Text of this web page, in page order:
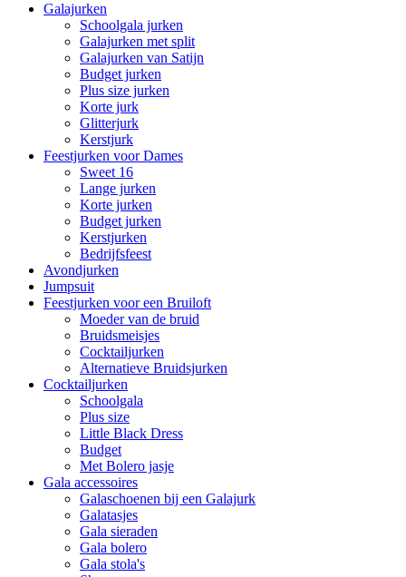
Galajurken
Schoolgala jurken
Galajurken met split
Galajurken van Satijn
Budget jurken
Plus size jurken
Korte jurk
Glitterjurk
Kerstjurk
Feestjurken voor Dames
Sweet 16
Lange jurken
Korte jurken
Budget jurken
Kerstjurken
Bedrijfsfeest
Avondjurken
Jumpsuit
Feestjurken voor een Bruiloft
Moeder van de bruid
Bruidsmeisjes
Cocktailjurken
Alternatieve Bruidsjurken
Cocktailjurken
Schoolgala
Plus size
Little Black Dress
Budget
Met Bolero jasje
Gala accessoires
Galaschoenen bij een Galajurk
Galatasjes
Gala sieraden
Gala bolero
Gala stola's